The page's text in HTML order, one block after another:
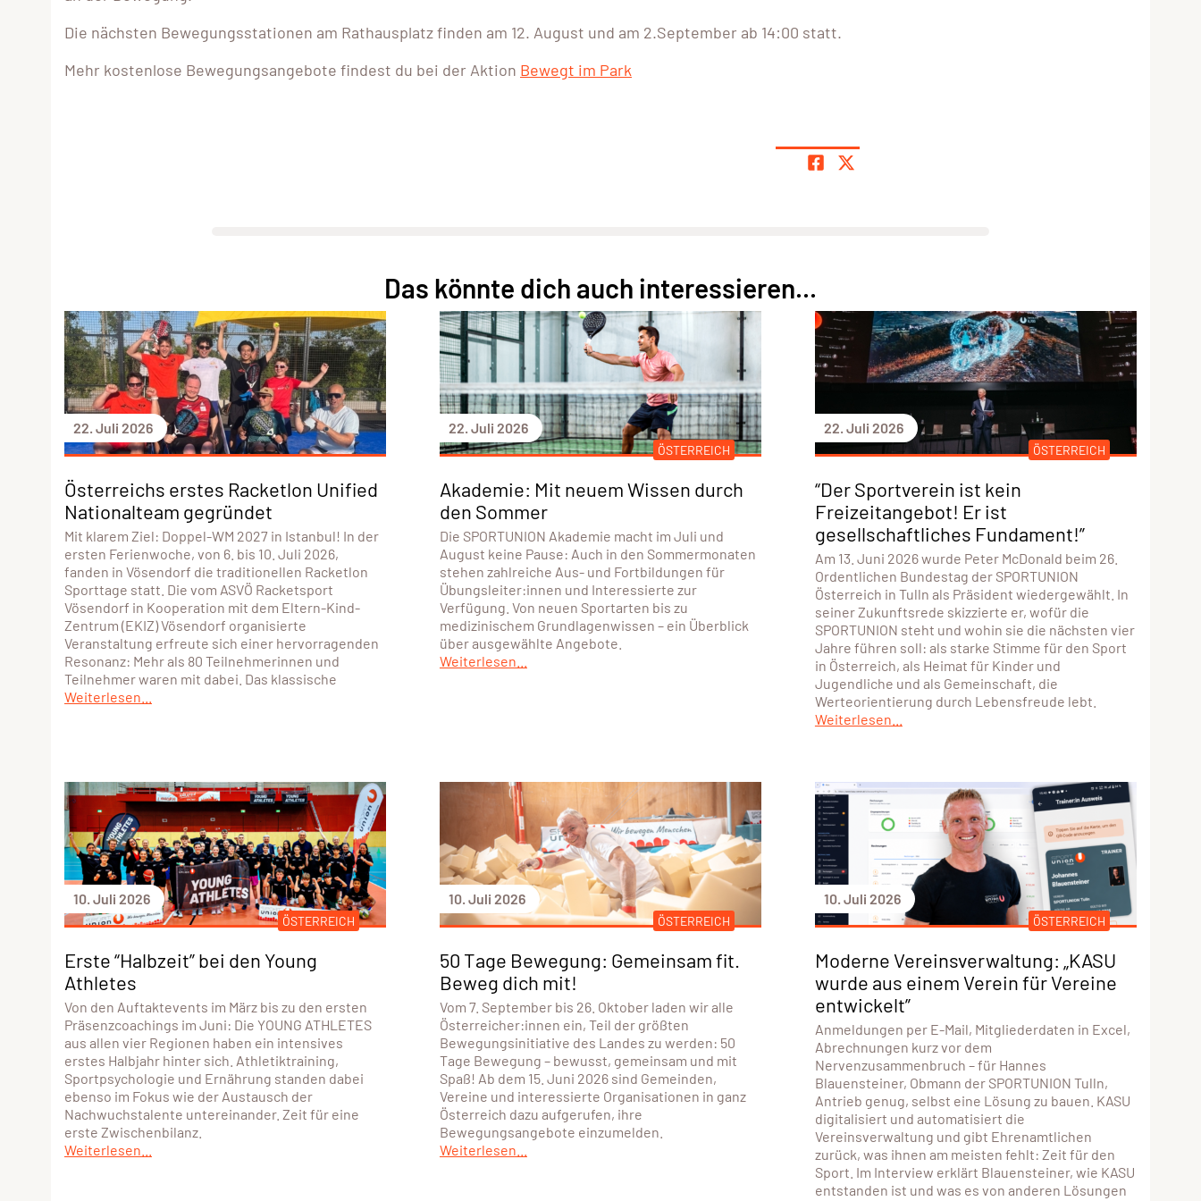
Die nächsten Bewegungsstationen am Rathausplatz finden am 12. August und am 2.September ab 14:00 statt.
Mehr kostenlose Bewegungsangebote findest du bei der Aktion Bewegt im Park
Das könnte dich auch interessieren...
22. Juli 2026
Österreichs erstes Racketlon Unified
Nationalteam gegründet
Mit klarem Ziel: Doppel-WM 2027 in Istanbul! In der
ersten Ferienwoche, von 6. bis 10. Juli 2026,
fanden in Vösendorf die traditionellen Racketlon
Sporttage statt. Die vom ASVÖ Racketsport
Vösendorf in Kooperation mit dem Eltern-Kind-
Zentrum (EKIZ) Vösendorf organisierte
Veranstaltung erfreute sich einer hervorragenden
Resonanz: Mehr als 80 Teilnehmerinnen und
Teilnehmer waren mit dabei. Das klassische
Weiterlesen...
22. Juli 2026
ÖSTERREICH
Akademie: Mit neuem Wissen durch
den Sommer
Die SPORTUNION Akademie macht im Juli und
August keine Pause: Auch in den Sommermonaten
stehen zahlreiche Aus- und Fortbildungen für
Übungsleiter:innen und Interessierte zur
Verfügung. Von neuen Sportarten bis zu
medizinischem Grundlagenwissen – ein Überblick
über ausgewählte Angebote.
Weiterlesen...
22. Juli 2026
ÖSTERREICH
“Der Sportverein ist kein
Freizeitangebot! Er ist
gesellschaftliches Fundament!”
Am 13. Juni 2026 wurde Peter McDonald beim 26.
Ordentlichen Bundestag der SPORTUNION
Österreich in Tulln als Präsident wiedergewählt. In
seiner Zukunftsrede skizzierte er, wofür die
SPORTUNION steht und wohin sie die nächsten vier
Jahre führen soll: als starke Stimme für den Sport
in Österreich, als Heimat für Kinder und
Jugendliche und als Gemeinschaft, die
Werteorientierung durch Lebensfreude lebt.
Weiterlesen...
10. Juli 2026
ÖSTERREICH
Erste “Halbzeit” bei den Young
Athletes
Von den Auftaktevents im März bis zu den ersten
Präsenzcoachings im Juni: Die YOUNG ATHLETES
aus allen vier Regionen haben ein intensives
erstes Halbjahr hinter sich. Athletiktraining,
Sportpsychologie und Ernährung standen dabei
ebenso im Fokus wie der Austausch der
Nachwuchstalente untereinander. Zeit für eine
erste Zwischenbilanz.
Weiterlesen...
10. Juli 2026
ÖSTERREICH
50 Tage Bewegung: Gemeinsam fit.
Beweg dich mit!
Vom 7. September bis 26. Oktober laden wir alle
Österreicher:innen ein, Teil der größten
Bewegungsinitiative des Landes zu werden: 50
Tage Bewegung – bewusst, gemeinsam und mit
Spaß! Ab dem 15. Juni 2026 sind Gemeinden,
Vereine und interessierte Organisationen in ganz
Österreich dazu aufgerufen, ihre
Bewegungsangebote einzumelden.
Weiterlesen...
10. Juli 2026
ÖSTERREICH
Moderne Vereinsverwaltung: „KASU
wurde aus einem Verein für Vereine
entwickelt”
Anmeldungen per E-Mail, Mitgliederdaten in Excel,
Abrechnungen kurz vor dem
Nervenzusammenbruch – für Hannes
Blauensteiner, Obmann der SPORTUNION Tulln,
Antrieb genug, selbst eine Lösung zu bauen. KASU
digitalisiert und automatisiert die
Vereinsverwaltung und gibt Ehrenamtlichen
zurück, was ihnen am meisten fehlt: Zeit für den
Sport. Im Interview erklärt Blauensteiner, wie KASU
entstanden ist und was es von anderen Lösungen